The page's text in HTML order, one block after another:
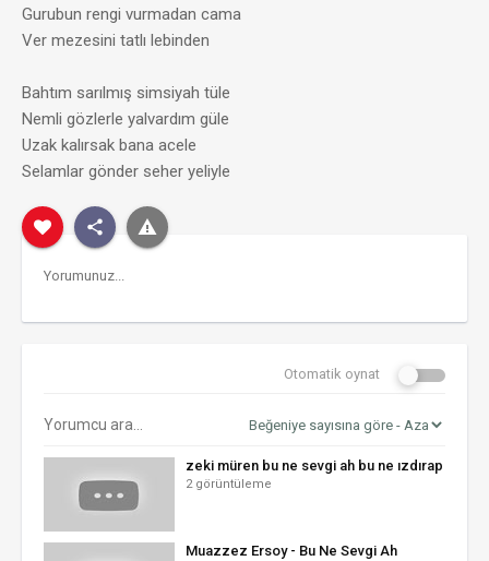
Gurubun rengi vurmadan cama
Ver mezesini tatlı lebinden
Bahtım sarılmış simsiyah tüle
Nemli gözlerle yalvardım güle
Uzak kalırsak bana acele
Selamlar gönder seher yeliyle
Otomatik oynat
zeki müren bu ne sevgi ah bu ne ızdırap
2 görüntüleme
Muazzez Ersoy - Bu Ne Sevgi Ah